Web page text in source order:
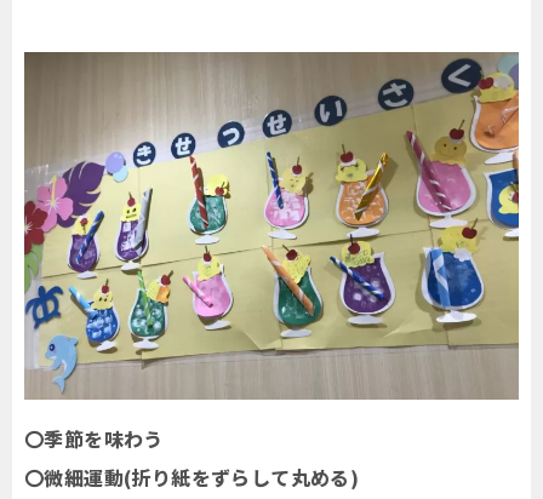
〇季節を味わう
〇微細運動(折り紙をずらして丸める)